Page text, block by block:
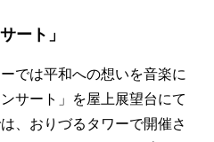
ート」
では平和への想いを音楽に
サート」を屋上展望台にて
、おりづるタワーで開催さ